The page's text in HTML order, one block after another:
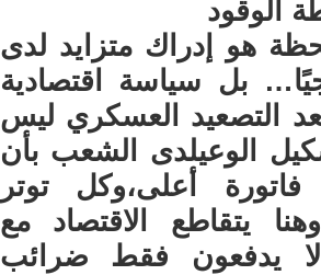
الوقود
هو إدراك متزايد لدى
بل سياسة اقتصادية
التصعيد العسكري ليس
الوعيلدى الشعب بأن
أعلى،وكل توتر
يتقاطع الاقتصاد مع
يدفعون فقط ضرائب